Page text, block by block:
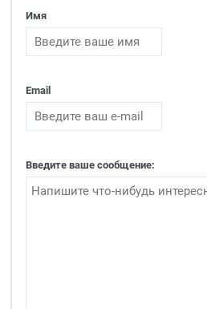
Имя
Email
Введите ваше сообщение: